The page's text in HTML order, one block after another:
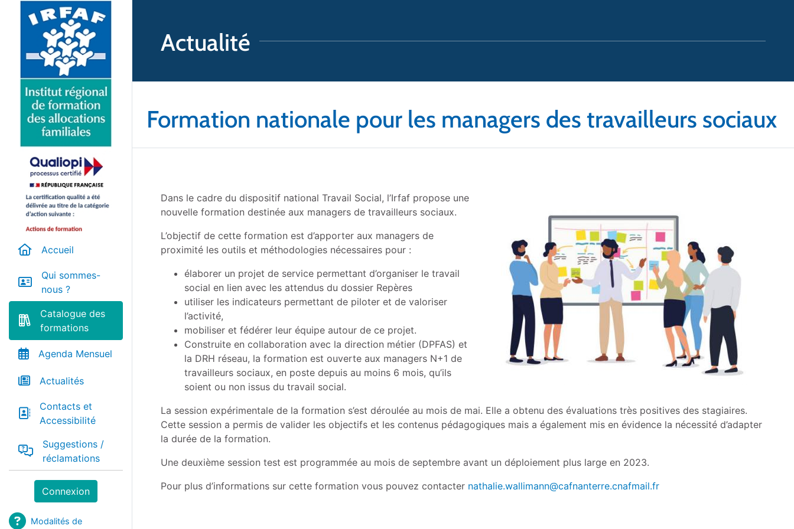
Accueil
Qui sommes-
nous ?
Catalogue des
formations
Agenda Mensuel
Actualités
Contacts et
Accessibilité
Suggestions /
réclamations
Connexion
Modalités de
Actualité
Formation nationale pour les managers des travailleurs sociaux
Dans le cadre du dispositif national Travail Social, l’Irfaf propose une
nouvelle formation destinée aux managers de travailleurs sociaux.
L’objectif de cette formation est d’apporter aux managers de
proximité les outils et méthodologies nécessaires pour :
élaborer un projet de service permettant d’organiser le travail
social en lien avec les attendus du dossier Repères
utiliser les indicateurs permettant de piloter et de valoriser
l’activité,
mobiliser et fédérer leur équipe autour de ce projet.
Construite en collaboration avec la direction métier (DPFAS) et
la DRH réseau, la formation est ouverte aux managers N+1 de
travailleurs sociaux, en poste depuis au moins 6 mois, qu’ils
soient ou non issus du travail social.
La session expérimentale de la formation s’est déroulée au mois de mai. Elle a obtenu des évaluations très positives des stagiaires.
Cette session a permis de valider les objectifs et les contenus pédagogiques mais a également mis en évidence la nécessité d’adapter
la durée de la formation.
Une deuxième session test est programmée au mois de septembre avant un déploiement plus large en 2023.
Pour plus d’informations sur cette formation vous pouvez contacter nathalie.wallimann@cafnanterre.cnafmail.fr